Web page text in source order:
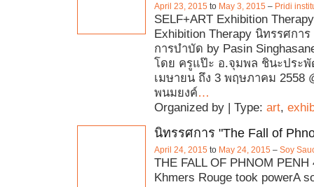
April 23, 2015 to May 3, 2015 – Pridi
SELF+ART Exhibition
Exhibition Therapy นิทรรศกา
การบำบัด by Pasin
โดย ครูแป๊ะ อ.จุมพล ชินะประ
เมษายน ถึง 3 พฤษภาคม 2558
พนมยงค์…
Organized by | Type: art,
นิทรรศการ "The Fall of
April 24, 2015 to May 24, 2015 – Soy
THE FALL OF PHNOM
Khmers Rouge took powerA